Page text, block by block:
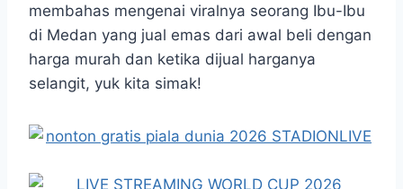
membahas mengenai viralnya seorang Ibu-Ibu
di Medan yang jual emas dari awal beli dengan
harga murah dan ketika dijual harganya
selangit, yuk kita simak!